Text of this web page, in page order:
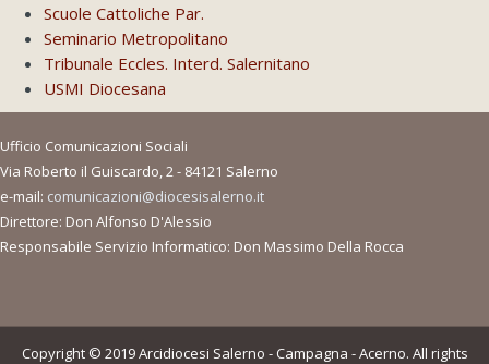
Scuole Cattoliche Par.
Seminario Metropolitano
Tribunale Eccles. Interd. Salernitano
USMI Diocesana
Ufficio Comunicazioni Sociali
Via Roberto il Guiscardo, 2 - 84121 Salerno
e-mail: comunicazioni@diocesisalerno.it
Direttore: Don Alfonso D'Alessio
Responsabile Servizio Informatico: Don Massimo Della Rocca
Copyright © 2019 Arcidiocesi Salerno - Campagna - Acerno. All rights